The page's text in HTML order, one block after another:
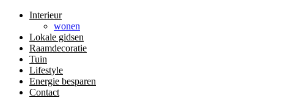
Interieur
wonen
Lokale gidsen
Raamdecoratie
Tuin
Lifestyle
Energie besparen
Contact